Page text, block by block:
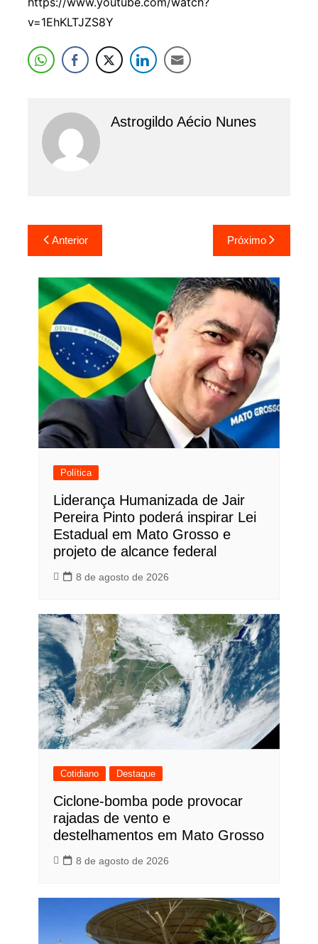
v=1EhKLTJZS8Y
Astrogildo Aécio Nunes
Navegação
de
Post
Anterior Próximo
Política
Liderança Humanizada de Jair
Pereira Pinto poderá inspirar Lei
Estadual em Mato Grosso e
projeto de alcance federal
8 de agosto de 2026
Cotidiano Destaque
Ciclone-bomba pode provocar
rajadas de vento e
destelhamentos em Mato Grosso
8 de agosto de 2026